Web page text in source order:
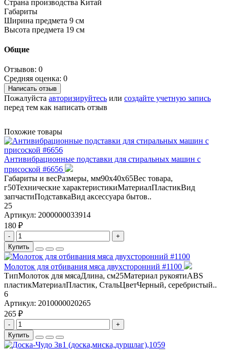
Страна производства Китай
Габариты
Ширина предмета 9 см
Высота предмета 19 см
Общие
Отзывов: 0
Средняя оценка: 0
Написать отзыв
Пожалуйста авторизируйтесь или создайте учетную запись
перед тем как написать отзыв
Похожие товары
Антивибрационные подставки для стиральных машин с
присоской #6656
Габариты и весРазмеры, мм90х40х65Вес товара,
г50Технические характеристикиМатериалПластикВид
запчастиПодставкаВид аксессуара бытов..
25
Артикул: 2000000033914
180 ₽
-
+
Купить
Молоток для отбивания мяса двухсторонний #1100
ТипМолоток для мясаДлина, см25Материал рукоятиABS
пластикМатериалПластик, СтальЦветЧерный, серебристый..
6
Артикул: 2010000020265
265 ₽
-
+
Купить